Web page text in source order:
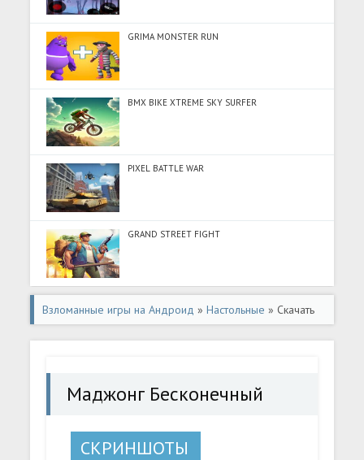
GRIMA MONSTER RUN
BMX BIKE XTREME SKY SURFER
PIXEL BATTLE WAR
GRAND STREET FIGHT
Взломанные игры на Андроид »Настольные » Скачать
Маджонг Бесконечный (Много денег) на Андроид
Маджонг Бесконечный
СКРИНШОТЫ